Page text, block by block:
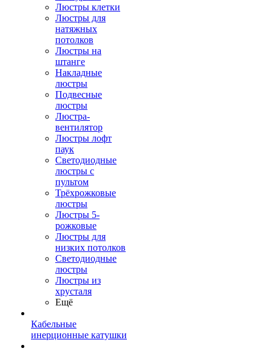
Люстры клетки
Люстры для
натяжных
потолков
Люстры на
штанге
Накладные
люстры
Подвесные
люстры
Люстра-
вентилятор
Люстры лофт
паук
Светодиодные
люстры с
пультом
Трёхрожковые
люстры
Люстры 5-
рожковые
Люстры для
низких потолков
Cветодиодные
люстры
Люстры из
хрусталя
Ещё
Кабельные
инерционные катушки